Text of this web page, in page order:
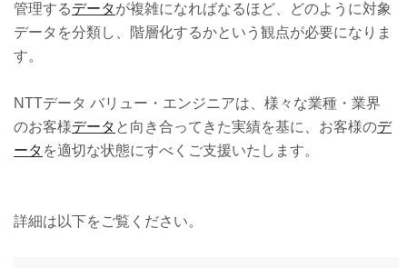
管理するデータが複雑になればなるほど、どのように対象
データを分類し、階層化するかという観点が必要になりま
す。
NTTデータ バリュー・エンジニアは、様々な業種・業界
のお客様データ と向き合ってきた実績を基に、お客様のデ
ータ を適切な状態にすべくご支援いたします。
詳細は以下をご覧ください。